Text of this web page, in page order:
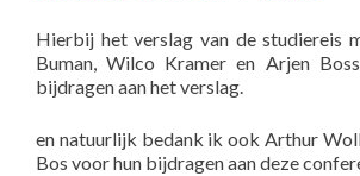
Hierbij het verslag van de studiereis
Buman, Wilco Kramer en Arjen
bijdragen aan het verslag.
en natuurlijk bedank ik ook Arthur
Bos voor hun bijdragen aan deze